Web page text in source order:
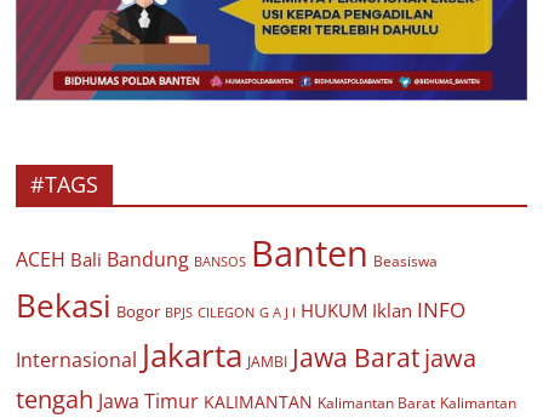
#TAGS
ACEH Bali Bandung BANSOS Banten Beasiswa
Bekasi Bogor BPJS CILEGON G A J I HUKUM Iklan INFO
Internasional Jakarta JAMBI Jawa Baratjawa
tengah Jawa Timur KALIMANTAN Kalimantan Barat Kalimantan